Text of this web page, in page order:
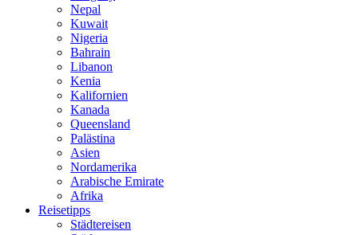
Nepal
Kuwait
Nigeria
Bahrain
Libanon
Kenia
Kalifornien
Kanada
Queensland
Palästina
Asien
Nordamerika
Arabische Emirate
Afrika
Reisetipps
Städtereisen